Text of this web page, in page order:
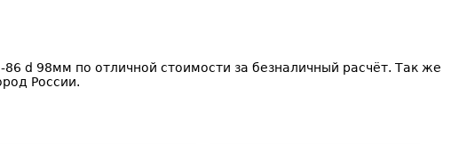
d 98мм по отличной стоимости за безналичный расчёт. Так же
России.